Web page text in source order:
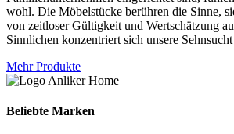
wohl. Die Möbelstücke berühren die Sinne,
von zeitloser Gültigkeit und Wertschätzung
Sinnlichen konzentriert sich unsere
Mehr Produkte
Beliebte Marken